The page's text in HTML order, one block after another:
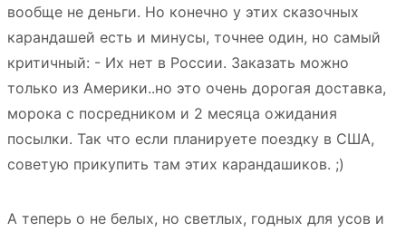
вообще не деньги. Но конечно у этих сказочных
карандашей есть и минусы, точнее один, но самый
критичный: - Их нет в России. Заказать можно
только из Америки..но это очень дорогая доставка,
морока с посредником и 2 месяца ожидания
посылки. Так что если планируете поездку в США,
советую прикупить там этих карандашиков. ;)
А теперь о не белых, но светлых, годных для усов и